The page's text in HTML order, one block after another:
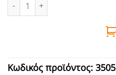
Κωδικός προϊόντος: